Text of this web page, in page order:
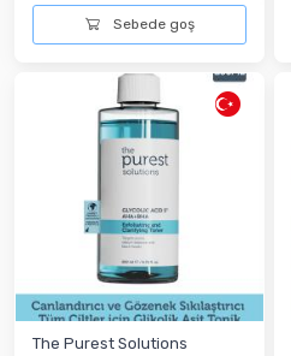
Sebede goş
The Purest Solutions